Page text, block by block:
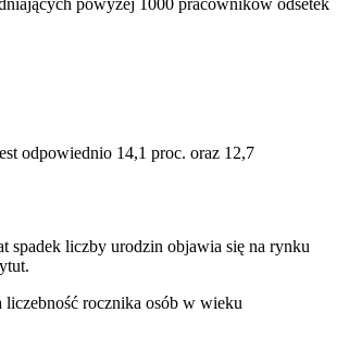
odpowiednio 14,1 proc. oraz 12,7
spadek liczby urodzin objawia się na rynku
liczebność rocznika osób w wieku